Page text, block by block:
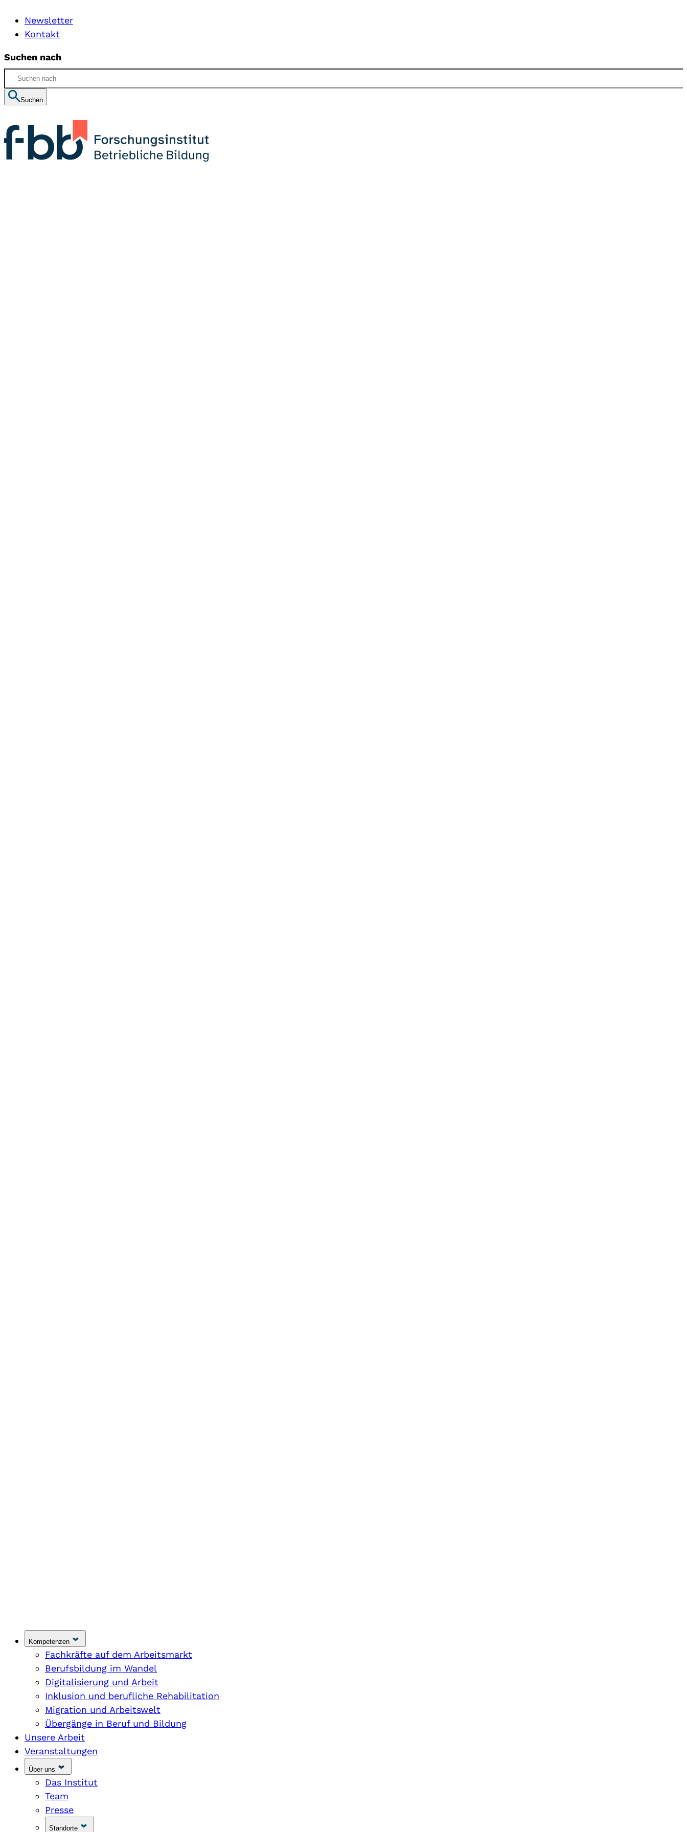
Newsletter
Kontakt
Suchen nach
Suchen
Kompetenzen
Fachkräfte auf dem Arbeitsmarkt
Berufsbildung im Wandel
Digitalisierung und Arbeit
Inklusion und berufliche Rehabilitation
Migration und Arbeitswelt
Übergänge in Beruf und Bildung
Unsere Arbeit
Veranstaltungen
Über uns
Das Institut
Team
Presse
Standorte